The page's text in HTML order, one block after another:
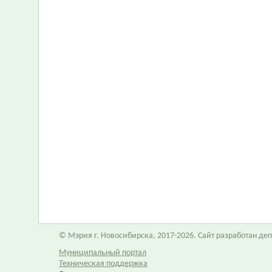
© Мэрия г. Новосибирска, 2017-2026. Сайт разработан
Муниципальный портал
Техническая поддержка